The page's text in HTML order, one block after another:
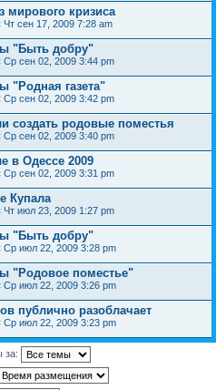
кризиса
Чт сен 17, 2009 7:28 am
"Быть добру"
Ср сен 02, 2009 3:44 pm
"Родная газета"
Ср сен 02, 2009 3:42 pm
создать родовые поместья
Ср сен 02, 2009 3:40 pm
в Одессе 2009
Ср сен 02, 2009 3:31 pm
Купала
Чт июл 23, 2009 1:27 pm
"Быть добру"
Ср июл 22, 2009 3:28 pm
"Родовое поместье"
Ср июл 22, 2009 3:26 pm
публично разоблачает
Ср июл 22, 2009 3:23 pm
за: